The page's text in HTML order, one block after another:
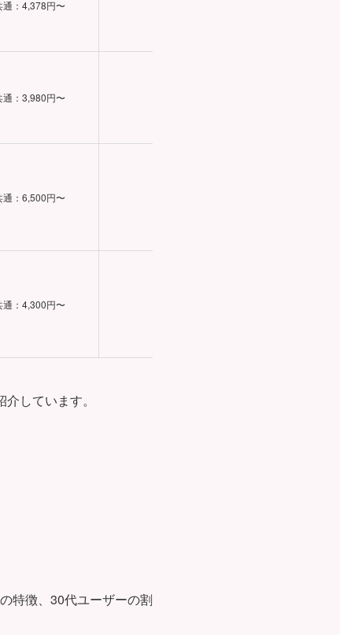
通：4,378円〜
通：3,980円〜
通：6,500円〜
通：4,300円〜
しています。
特徴、30代ユーザーの割